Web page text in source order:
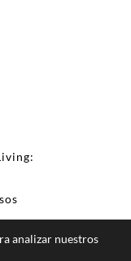
analizar nuestros